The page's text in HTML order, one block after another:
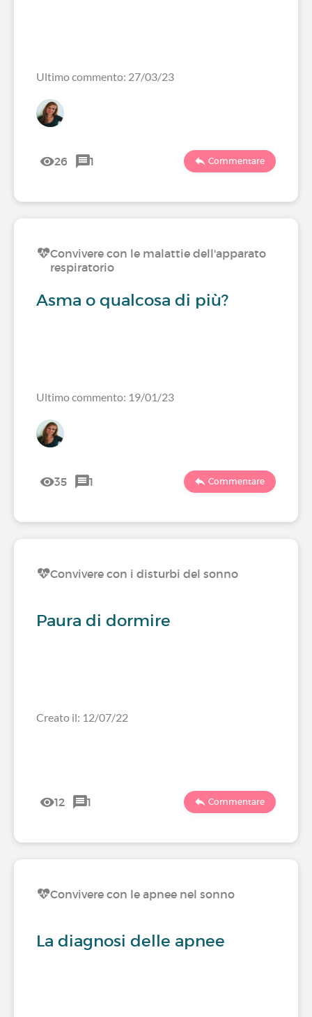
Ultimo commento: 27/03/23
26 1 Commentare
Convivere con le malattie dell'apparato
respiratorio
Asma o qualcosa di più?
Ultimo commento: 19/01/23
35 1 Commentare
Convivere con i disturbi del sonno
Paura di dormire
Creato il: 12/07/22
12 1 Commentare
Convivere con le apnee nel sonno
La diagnosi delle apnee